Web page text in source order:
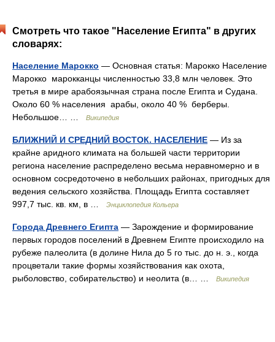
Смотреть что такое "Население Египта" в других
словарях:
Население Марокко — Основная статья: Марокко Население
Марокко марокканцы численностью 33,8 млн человек. Это
третья в мире арабоязычная страна после Египта и Судана.
Около 60 % населения арабы, около 40 % берберы.
Небольшое… …
Википедия
БЛИЖНИЙ И СРЕДНИЙ ВОСТОК. НАСЕЛЕНИЕ — Из за
крайне аридного климата на большей части территории
региона население распределено весьма неравномерно и в
основном сосредоточено в небольших районах, пригодных для
ведения сельского хозяйства. Площадь Египта составляет
997,7 тыс. кв. км, в …
Энциклопедия Кольера
Города Древнего Египта — Зарождение и формирование
первых городов поселений в Древнем Египте происходило на
рубеже палеолита (в долине Нила до 5 го тыс. до н. э., когда
процветали такие формы хозяйствования как охота,
рыболовство, собирательство) и неолита (в… …
Википедия